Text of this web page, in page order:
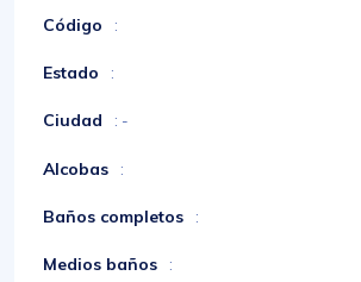
Código :
Estado :
Ciudad : -
Alcobas :
Baños completos :
Medios baños :